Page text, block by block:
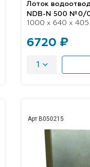
Лоток
NDB-N 500 №0/
1000 x 640 x 405
6720 ₽
1
Арт B050215